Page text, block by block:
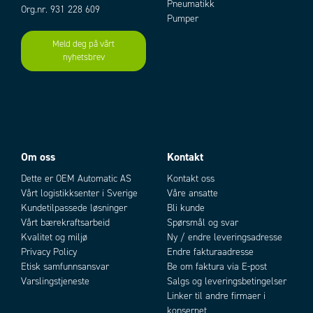
Frekvens 40-70Hz
Bredde
Materiale kåpeAdd to existing cart row
Org.nr. 931 228 609
Meld deg på vårt
nyhetsbrev
Pneumatikk
Pumper
Om oss
Dette er OEM Automatic AS
Vårt logistikksenter i Sverige
Kundetilpassede løsninger
Vårt bærekraftsarbeid
Kvalitet og miljø
Privacy Policy
Etisk samfunnsansvar
Varslingstjeneste
Kontakt
Kontakt oss
Våre ansatte
Bli kunde
Spørsmål og svar
Ny / endre leveringsadresse
Endre fakturaadresse
Be om faktura via E-post
Salgs og leveringsbetingelser
Linker til andre firmaer i